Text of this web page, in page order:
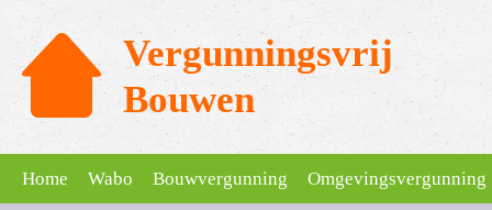
Vergunningsvrij
Bouwen
Home Wabo Bouwvergunning Omgevingsvergunning